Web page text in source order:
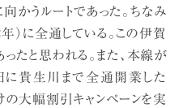
かうルートであった。ちなみ
）に全通している。この伊賀
たと思われる。また、本線が
に貴生川まで全通開業した
大幅割引キャンペーンを実